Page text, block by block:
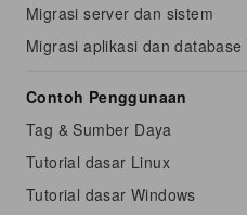
Migrasi server dan sistem
Migrasi aplikasi dan database
Contoh Penggunaan
Tag & Sumber Daya
Tutorial dasar Linux
Tutorial dasar Windows